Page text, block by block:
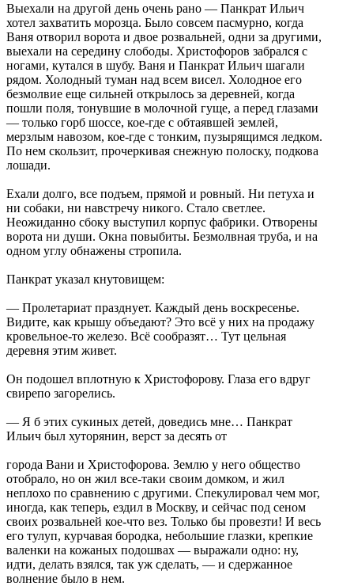
Выехали на другой день очень рано — Панкрат Ильич
хотел захватить морозца. Было совсем пасмурно, когда
Ваня отворил ворота и двое розвальней, одни за другими,
выехали на середину слободы. Христофоров забрался с
ногами, кутался в шубу. Ваня и Панкрат Ильич шагали
рядом. Холодный туман над всем висел. Холодное его
безмолвие еще сильней открылось за деревней, когда
пошли поля, тонувшие в молочной гуще, а перед глазами
— только горб шоссе, кое-где с обтаявшей землей,
мерзлым навозом, кое-где с тонким, пузырящимся ледком.
По нем скользит, прочеркивая снежную полоску, подкова
лошади.
Ехали долго, все подъем, прямой и ровный. Ни петуха и
ни собаки, ни навстречу никого. Стало светлее.
Неожиданно сбоку выступил корпус фабрики. Отворены
ворота ни души. Окна повыбиты. Безмолвная труба, и на
одном углу обнажены стропила.
Панкрат указал кнутовищем:
— Пролетариат празднует. Каждый день воскресенье.
Видите, как крышу объедают? Это всё у них на продажу
кровельное-то железо. Всё сообразят… Тут цельная
деревня этим живет.
Он подошел вплотную к Христофорову. Глаза его вдруг
свирепо загорелись.
— Я б этих сукиных детей, доведись мне… Панкрат
Ильич был хуторянин, верст за десять от
города Вани и Христофорова. Землю у него общество
отобрало, но он жил все-таки своим домком, и жил
неплохо по сравнению с другими. Спекулировал чем мог,
иногда, как теперь, ездил в Москву, и сейчас под сеном
своих розвальней кое-что вез. Только бы провезти! И весь
его тулуп, курчавая бородка, небольшие глазки, крепкие
валенки на кожаных подошвах — выражали одно: ну,
идти, делать взялся, так уж сделать, — и сдержанное
волнение было в нем.